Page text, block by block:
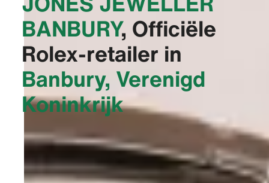
BANBURY‬, Officiële
Rolex-retailer in
Banbury, Verenigd
Koninkrijk